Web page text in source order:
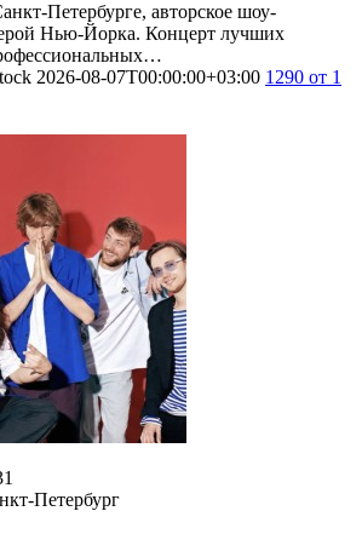
Петербурге, авторское шоу-
Нью-Йорка. Концерт лучших
2026-08-07T00:00:00+03:00 1290 от 1
Петербург